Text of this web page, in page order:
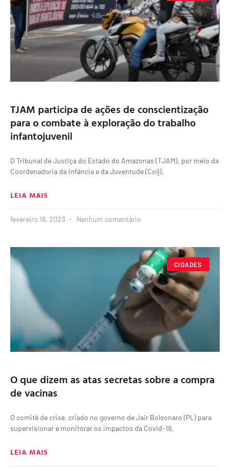
TJAM participa de ações de conscientização
para o combate à exploração do trabalho
infantojuvenil
O Tribunal de Justiça do Estado do Amazonas (TJAM), por meio da
Coordenadoria da Infância e da Juventude (Coij),
LEIA MAIS
fevereiro 18, 2023 Nenhum comentário
CIDADES
O que dizem as atas secretas sobre a compra
de vacinas
O comitê de crise, criado no governo de Jair Bolsonaro (PL) para
supervisionar e monitorar os impactos da Covid-19,
LEIA MAIS